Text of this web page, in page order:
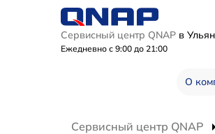
Сервисный центр QNAP в
Ежедневно с 9:00 до 21:00
О
Сервисный центр QNAP